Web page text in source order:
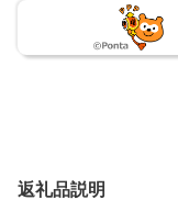
返礼品説明